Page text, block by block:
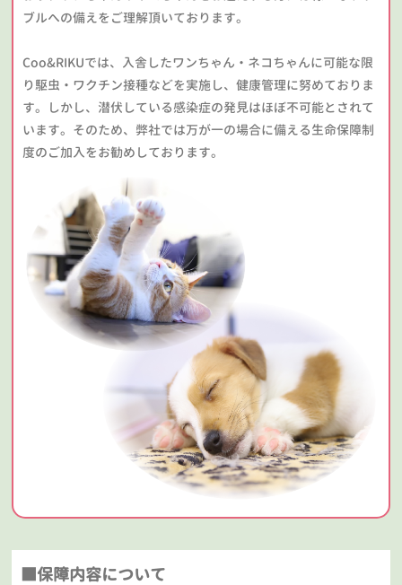
ブルへの備えをご理解頂いております。
Coo&RIKUでは、入舎したワンちゃん・ネコちゃんに可能な限
り駆虫・ワクチン接種などを実施し、健康管理に努めておりま
す。しかし、潜伏している感染症の発見はほぼ不可能とされて
います。そのため、弊社では万が一の場合に備える生命保障制
度のご加入をお勧めしております。
■保障内容について